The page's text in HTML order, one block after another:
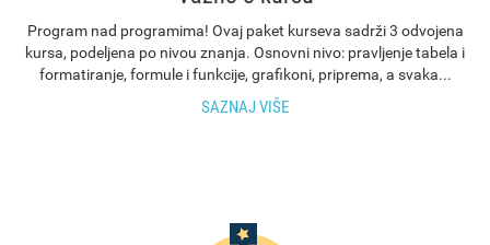
Program nad programima! Ovaj paket kurseva sadrži 3 odvojena
kursa, podeljena po nivou znanja. Osnovni nivo: pravljenje tabela i
formatiranje, formule i funkcije, grafikoni, priprema, a svaka...
SAZNAJ VIŠE